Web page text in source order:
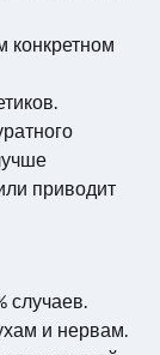
конкретном
приводит
случаев.
и нервам.